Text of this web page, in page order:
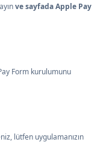
ve sayfada Apple Pay
Form kurulumunu
lütfen uygulamanızın